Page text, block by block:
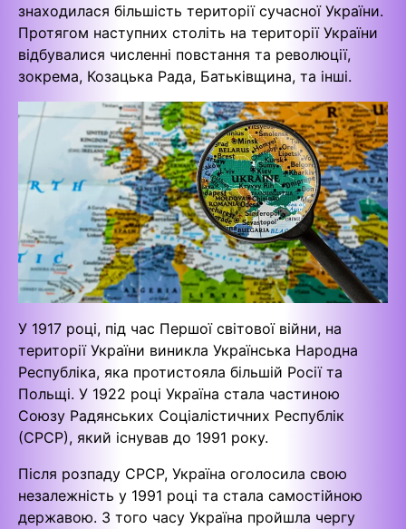
знаходилася більшість території сучасної України.
Протягом наступних століть на території України
відбувалися численні повстання та революції,
зокрема, Козацька Рада, Батьківщина, та інші.
У 1917 році, під час Першої світової війни, на
території України виникла Українська Народна
Республіка, яка протистояла більшій Росії та
Польщі. У 1922 році Україна стала частиною
Союзу Радянських Соціалістичних Республік
(СРСР), який існував до 1991 року.
Після розпаду СРСР, Україна оголосила свою
незалежність у 1991 році та стала самостійною
державою. З того часу Україна пройшла чергу